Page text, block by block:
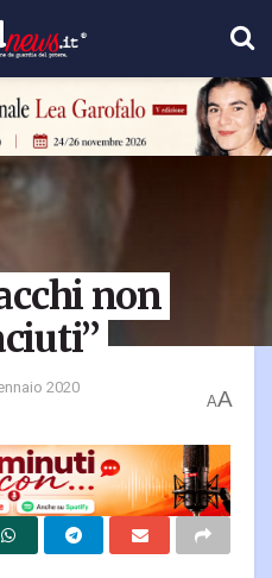
non
2020
AA